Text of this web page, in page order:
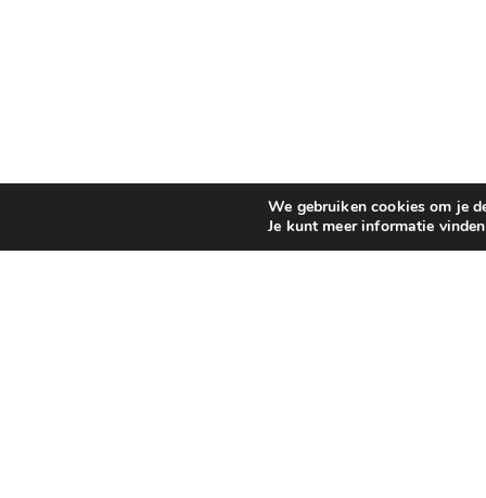
We gebruiken cookies om je
Je kunt meer informatie